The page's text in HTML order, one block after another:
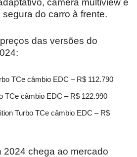
câmera multiview e
do carro à frente.
das versões do
TCe câmbio EDC – R$ 112.790
TCe câmbio EDC – R$ 122.990
Turbo TCe câmbio EDC – R$
2024 chega ao mercado